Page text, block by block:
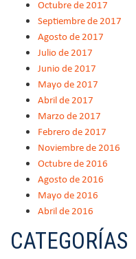
Octubre de 2017
Septiembre de 2017
Agosto de 2017
Julio de 2017
Junio de 2017
Mayo de 2017
Abril de 2017
Marzo de 2017
Febrero de 2017
Noviembre de 2016
Octubre de 2016
Agosto de 2016
Mayo de 2016
Abril de 2016
CATEGORÍAS